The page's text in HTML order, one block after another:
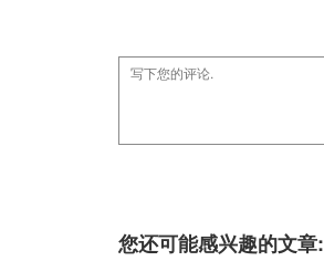
您还可能感兴趣的文章: